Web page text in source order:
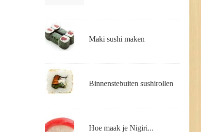
Maki sushi maken
Binnenstebuiten sushirollen
Hoe maak je Nigiri...